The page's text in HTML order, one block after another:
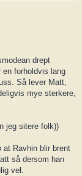
drept
forholdvis lang
Så lever Matt,
mye sterkere,
jeg sitere folk))
at Ravhin blir brent
så dersom han
vel.